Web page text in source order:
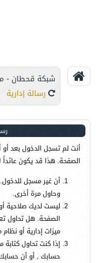
شبكة قحطان -
رسالة إدارية
أنت لم تسجل الدخول بعد
الصفحة. هذا قد يكون عائداً
أن غير مسجل
وحاول مرة أخرى.
ليست لديك صلاحية
الصفحة. هل تحاول
ميزات إدارية أو نظام
إذا كنت تحاول كتابة
حسابك , أو أن